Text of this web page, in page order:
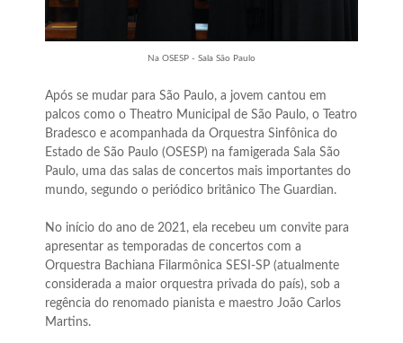
Na OSESP - Sala São Paulo
Após se mudar para São Paulo, a jovem cantou em
palcos como o Theatro Municipal de São Paulo, o Teatro
Bradesco e acompanhada da Orquestra Sinfônica do
Estado de São Paulo (OSESP) na famigerada Sala São
Paulo, uma das salas de concertos mais importantes do
mundo, segundo o periódico britânico The Guardian.
No início do ano de 2021, ela recebeu um convite para
apresentar as temporadas de concertos com a
Orquestra Bachiana Filarmônica SESI-SP (atualmente
considerada a maior orquestra privada do país), sob a
regência do renomado pianista e maestro João Carlos
Martins.